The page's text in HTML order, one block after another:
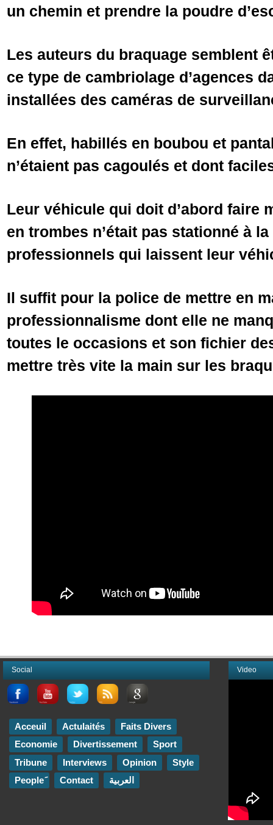
un chemin et prendre la poudre
Les auteurs du braquage semblent
ce type de cambriolage d’agences
installées des caméras de
En effet, habillés en boubou et
n’étaient pas cagoulés et dont
Leur véhicule qui doit d’abord faire
en trombes n’était pas stationné à
professionnels qui laissent leur
Il suffit pour la police de mettre en
professionnalisme dont elle ne
toutes le occasions et son fichier
mettre très vite la main sur les
Video
Social
Acceuil Actulaités
Faits Divers
Economie
Divertissement
Sport
Tribune
Interviews Opinion
Style
Contact العربية